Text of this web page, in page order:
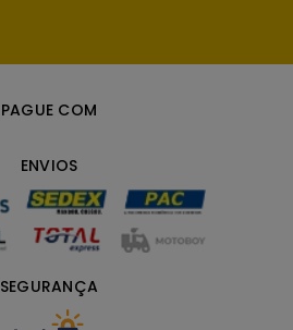
PAGUE COM
ENVIOS
SEGURANÇA